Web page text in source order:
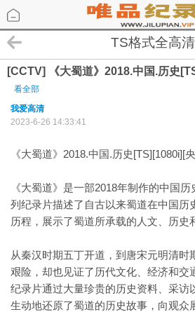
TS格式全高清
[CCTV] 《大蜀道》2018.中国.历史
看全部
我爱高清
2023-6-26 14:33:41
《大蜀道》2018.中国.历史[TS][1080i][
《大蜀道》是一部2018年制作的中国
列纪录片描述了自古以来蜀道在中国历
历程，展示了蜀道所承载的人文、历史
从秦汉时期五丁开道，到唐宋元明清时
艰险，却也见证了历代文化、经济和交
纪录片通过大量珍贵的历史资料、采访
生动地还原了蜀道的历史故事，向观众